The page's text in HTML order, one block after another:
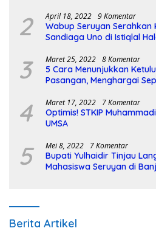
2 April 18, 2022 9 Komentar
Wabup Seruyan Serahkan
Sandiaga Uno di Istiqlal
3 Maret 25, 2022 8 Komentar
5 Cara Menunjukkan
Pasangan, Menghargai
4 Maret 17, 2022 7 Komentar
Optimis! STKIP
UMSA
5 Mei 8, 2022 7 Komentar
Bupati Yulhaidir Tinjau
Mahasiswa Seruyan di
Berita Artikel